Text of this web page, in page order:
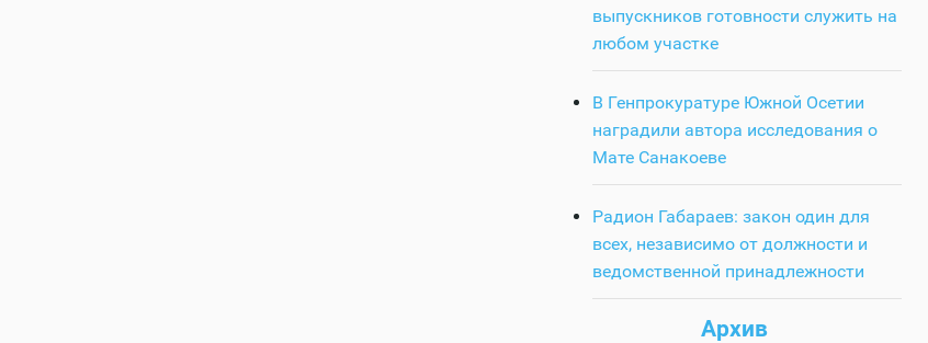
выпускников готовности служить на
любом участке
В Генпрокуратуре Южной Осетии
наградили автора исследования о
Мате Санакоеве
Радион Габараев: закон один для
всех, независимо от должности и
ведомственной принадлежности
Архив